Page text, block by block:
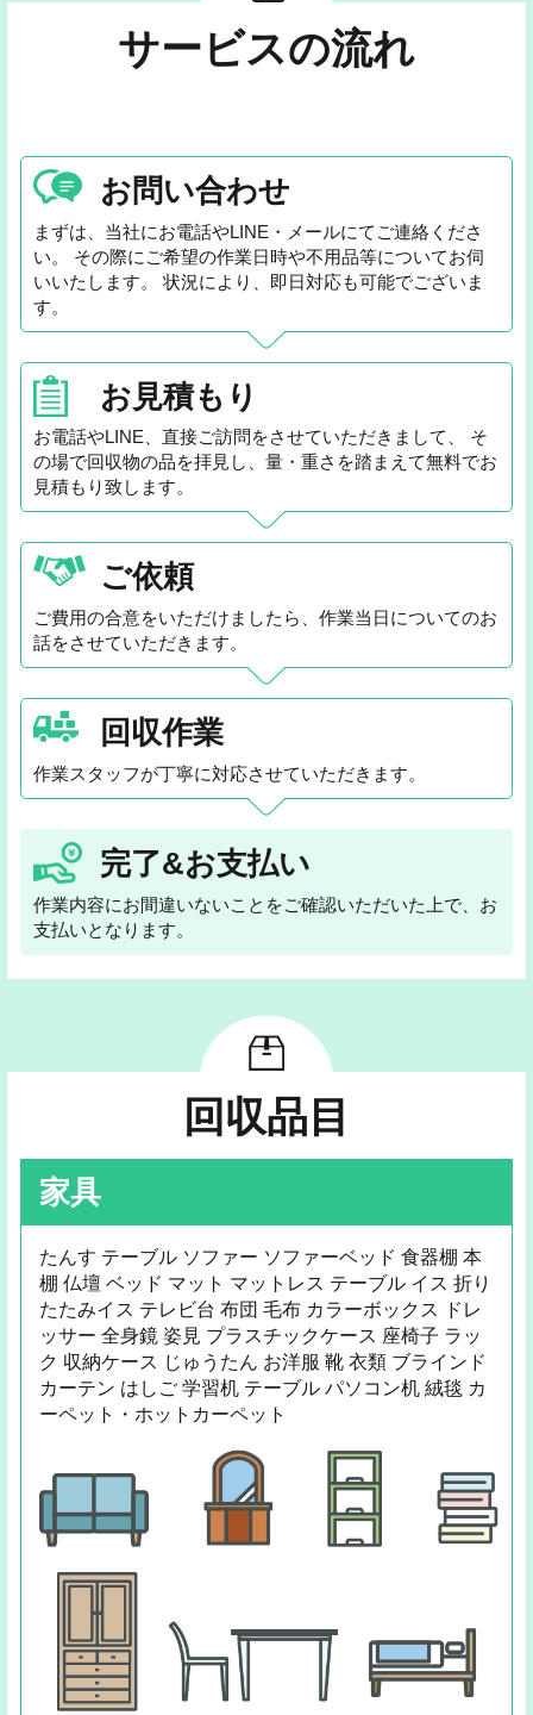
サービスの流れ
お問い合わせ
まずは、当社にお電話やLINE・メールにてご連絡くださ
い。 その際にご希望の作業日時や不用品等についてお伺
いいたします。 状況により、即日対応も可能でございま
す。
お見積もり
お電話やLINE、直接ご訪問をさせていただきまして、 そ
の場で回収物の品を拝見し、量・重さを踏まえて無料でお
見積もり致します。
ご依頼
ご費用の合意をいただけましたら、作業当日についてのお
話をさせていただきます。
回収作業
作業スタッフが丁寧に対応させていただきます。
完了&お支払い
作業内容にお間違いないことをご確認いただいた上で、お
支払いとなります。
回収品目
家具
たんす テーブル ソファー ソファーベッド 食器棚 本
棚 仏壇 ベッド マット マットレス テーブル イス 折り
たたみイス テレビ台 布団 毛布 カラーボックス ドレ
ッサー 全身鏡 姿見 プラスチックケース 座椅子 ラッ
ク 収納ケース じゅうたん お洋服 靴 衣類 ブラインド
カーテン はしご 学習机 テーブル パソコン机 絨毯 カ
ーペット・ホットカーペット